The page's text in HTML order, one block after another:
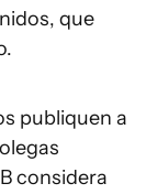
que
publiquen a
considera